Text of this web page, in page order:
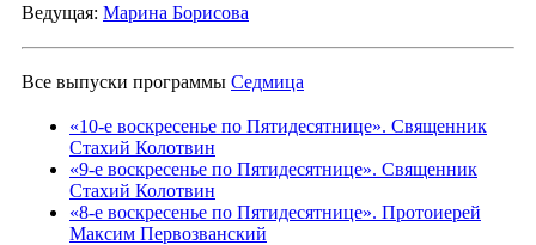
Ведущая: Марина Борисова
Все выпуски программы Седмица
«10-е воскресенье по Пятидесятнице». Священник
Стахий Колотвин
«9-е воскресенье по Пятидесятнице». Священник
Стахий Колотвин
«8-е воскресенье по Пятидесятнице». Протоиерей
Максим Первозванский